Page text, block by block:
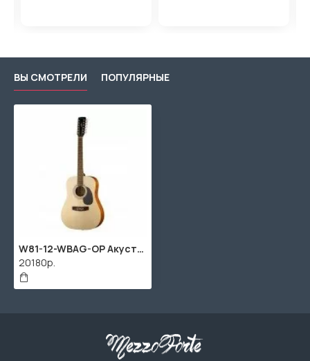
ВЫ СМОТРЕЛИ ПОПУЛЯРНЫЕ
W81-12-WBAG-OP Акустическая гитара 12-струнная с чехлом, Parkwood
20180р.